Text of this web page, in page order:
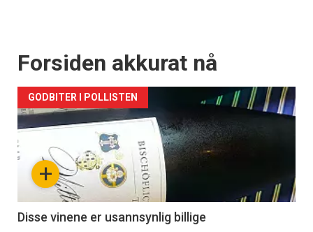
Forsiden akkurat nå
+
GODBITER I POLLISTEN
Disse vinene er usannsynlig billige